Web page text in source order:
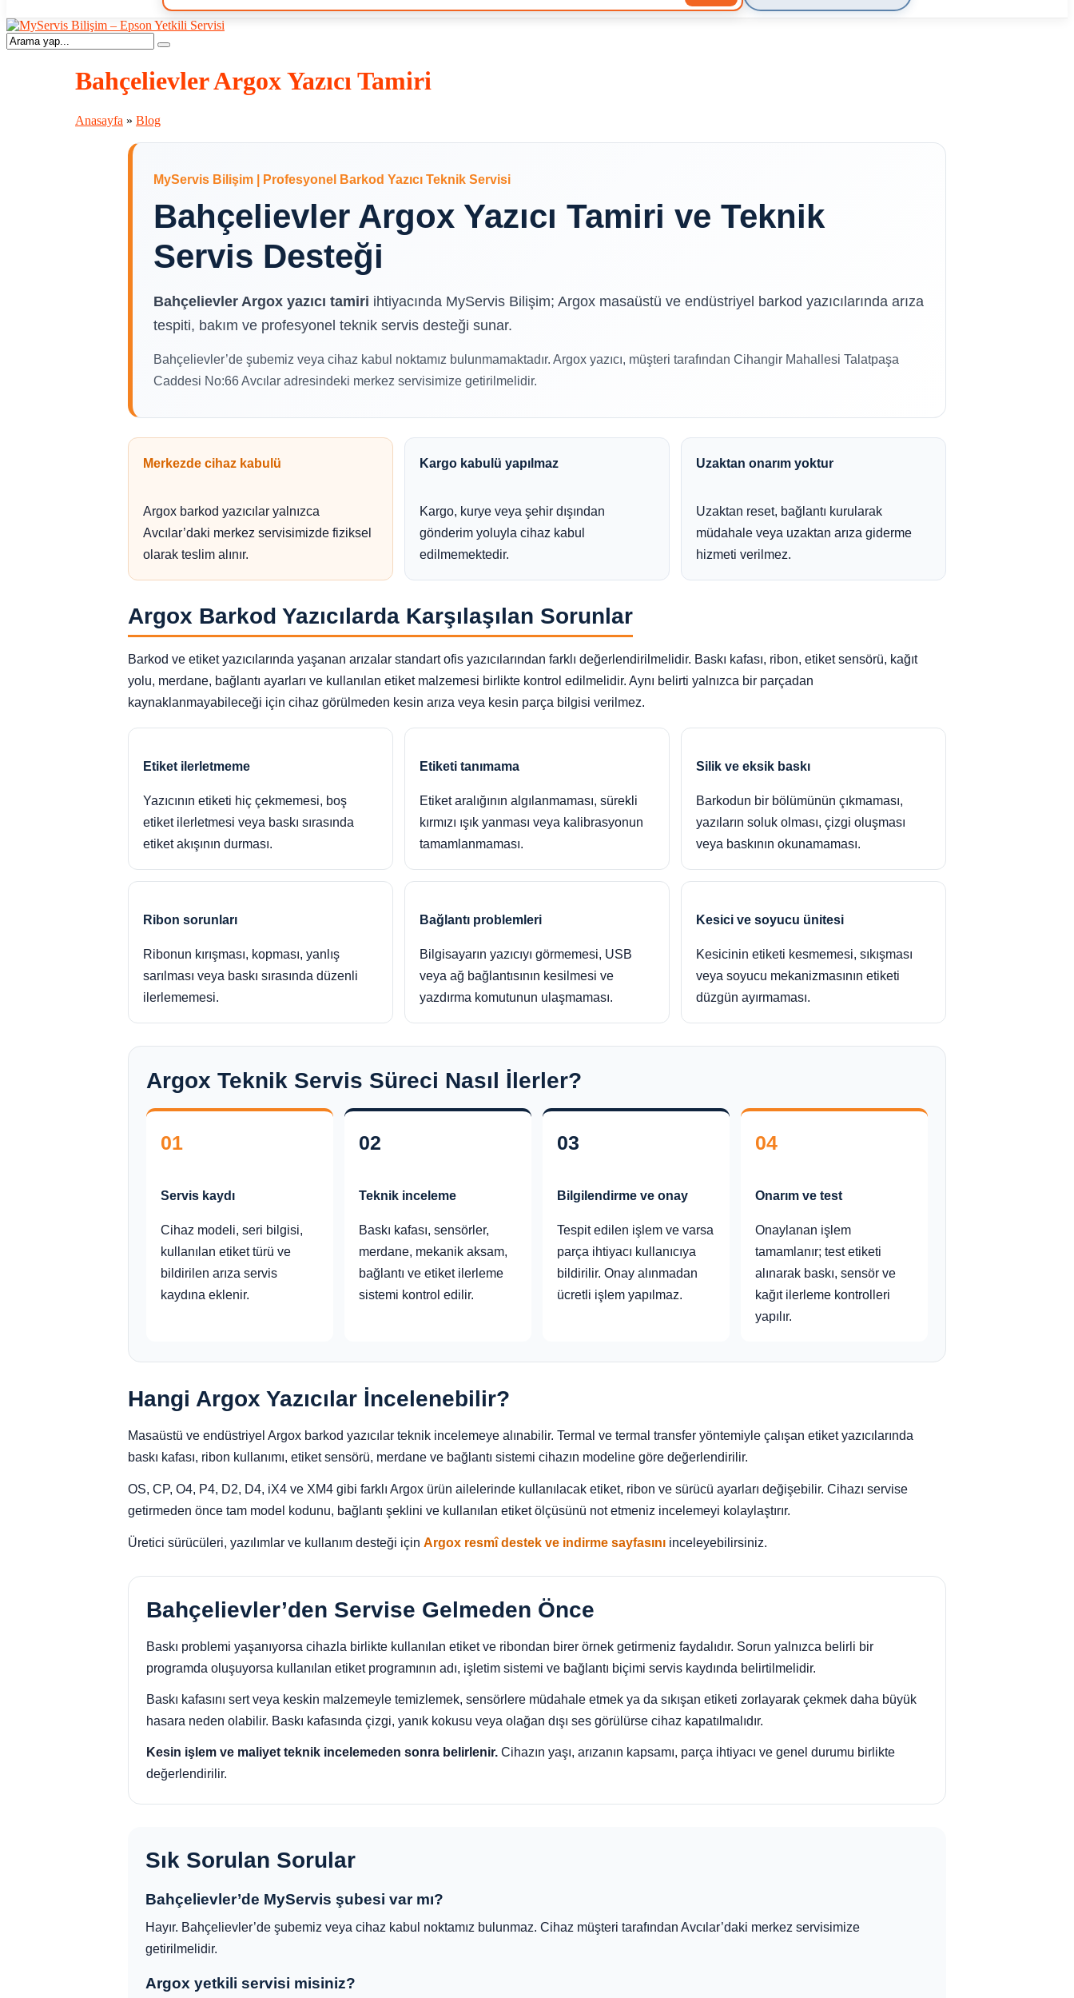
Bahçelievler Argox Yazıcı Tamiri
Anasayfa » Blog
MyServis Bilişim | Profesyonel Barkod Yazıcı Teknik Servisi
Bahçelievler Argox Yazıcı Tamiri ve Teknik
Servis Desteği
Bahçelievler Argox yazıcı tamiri ihtiyacında MyServis Bilişim; Argox masaüstü ve endüstriyel barkod yazıcılarında arıza
tespiti, bakım ve profesyonel teknik servis desteği sunar.
Bahçelievler’de şubemiz veya cihaz kabul noktamız bulunmamaktadır. Argox yazıcı, müşteri tarafından Cihangir Mahallesi Talatpaşa
Caddesi No:66 Avcılar adresindeki merkez servisimize getirilmelidir.
Merkezde cihaz kabulü
Argox barkod yazıcılar yalnızca
Avcılar’daki merkez servisimizde fiziksel
olarak teslim alınır.
Kargo kabulü yapılmaz
Kargo, kurye veya şehir dışından
gönderim yoluyla cihaz kabul
edilmemektedir.
Uzaktan onarım yoktur
Uzaktan reset, bağlantı kurularak
müdahale veya uzaktan arıza giderme
hizmeti verilmez.
Argox Barkod Yazıcılarda Karşılaşılan Sorunlar
Barkod ve etiket yazıcılarında yaşanan arızalar standart ofis yazıcılarından farklı değerlendirilmelidir. Baskı kafası, ribon, etiket sensörü, kağıt
yolu, merdane, bağlantı ayarları ve kullanılan etiket malzemesi birlikte kontrol edilmelidir. Aynı belirti yalnızca bir parçadan
kaynaklanmayabileceği için cihaz görülmeden kesin arıza veya kesin parça bilgisi verilmez.
Etiket ilerletmeme
Yazıcının etiketi hiç çekmemesi, boş
etiket ilerletmesi veya baskı sırasında
etiket akışının durması.
Etiketi tanımama
Etiket aralığının algılanmaması, sürekli
kırmızı ışık yanması veya kalibrasyonun
tamamlanmaması.
Silik ve eksik baskı
Barkodun bir bölümünün çıkmaması,
yazıların soluk olması, çizgi oluşması
veya baskının okunamaması.
Ribon sorunları
Ribonun kırışması, kopması, yanlış
sarılması veya baskı sırasında düzenli
ilerlememesi.
Bağlantı problemleri
Bilgisayarın yazıcıyı görmemesi, USB
veya ağ bağlantısının kesilmesi ve
yazdırma komutunun ulaşmaması.
Kesici ve soyucu ünitesi
Kesicinin etiketi kesmemesi, sıkışması
veya soyucu mekanizmasının etiketi
düzgün ayırmaması.
Argox Teknik Servis Süreci Nasıl İlerler?
01
Servis kaydı
Cihaz modeli, seri bilgisi,
kullanılan etiket türü ve
bildirilen arıza servis
kaydına eklenir.
02
Teknik inceleme
Baskı kafası, sensörler,
merdane, mekanik aksam,
bağlantı ve etiket ilerleme
sistemi kontrol edilir.
03
Bilgilendirme ve onay
Tespit edilen işlem ve varsa
parça ihtiyacı kullanıcıya
bildirilir. Onay alınmadan
ücretli işlem yapılmaz.
04
Onarım ve test
Onaylanan işlem
tamamlanır; test etiketi
alınarak baskı, sensör ve
kağıt ilerleme kontrolleri
yapılır.
Hangi Argox Yazıcılar İncelenebilir?
Masaüstü ve endüstriyel Argox barkod yazıcılar teknik incelemeye alınabilir. Termal ve termal transfer yöntemiyle çalışan etiket yazıcılarında
baskı kafası, ribon kullanımı, etiket sensörü, merdane ve bağlantı sistemi cihazın modeline göre değerlendirilir.
OS, CP, O4, P4, D2, D4, iX4 ve XM4 gibi farklı Argox ürün ailelerinde kullanılacak etiket, ribon ve sürücü ayarları değişebilir. Cihazı servise
getirmeden önce tam model kodunu, bağlantı şeklini ve kullanılan etiket ölçüsünü not etmeniz incelemeyi kolaylaştırır.
Üretici sürücüleri, yazılımlar ve kullanım desteği için Argox resmî destek ve indirme sayfasını inceleyebilirsiniz.
Bahçelievler’den Servise Gelmeden Önce
Baskı problemi yaşanıyorsa cihazla birlikte kullanılan etiket ve ribondan birer örnek getirmeniz faydalıdır. Sorun yalnızca belirli bir
programda oluşuyorsa kullanılan etiket programının adı, işletim sistemi ve bağlantı biçimi servis kaydında belirtilmelidir.
Baskı kafasını sert veya keskin malzemeyle temizlemek, sensörlere müdahale etmek ya da sıkışan etiketi zorlayarak çekmek daha büyük
hasara neden olabilir. Baskı kafasında çizgi, yanık kokusu veya olağan dışı ses görülürse cihaz kapatılmalıdır.
Kesin işlem ve maliyet teknik incelemeden sonra belirlenir. Cihazın yaşı, arızanın kapsamı, parça ihtiyacı ve genel durumu birlikte
değerlendirilir.
Sık Sorulan Sorular
Bahçelievler’de MyServis şubesi var mı?
Hayır. Bahçelievler’de şubemiz veya cihaz kabul noktamız bulunmaz. Cihaz müşteri tarafından Avcılar’daki merkez servisimize
getirilmelidir.
Argox yetkili servisi misiniz?